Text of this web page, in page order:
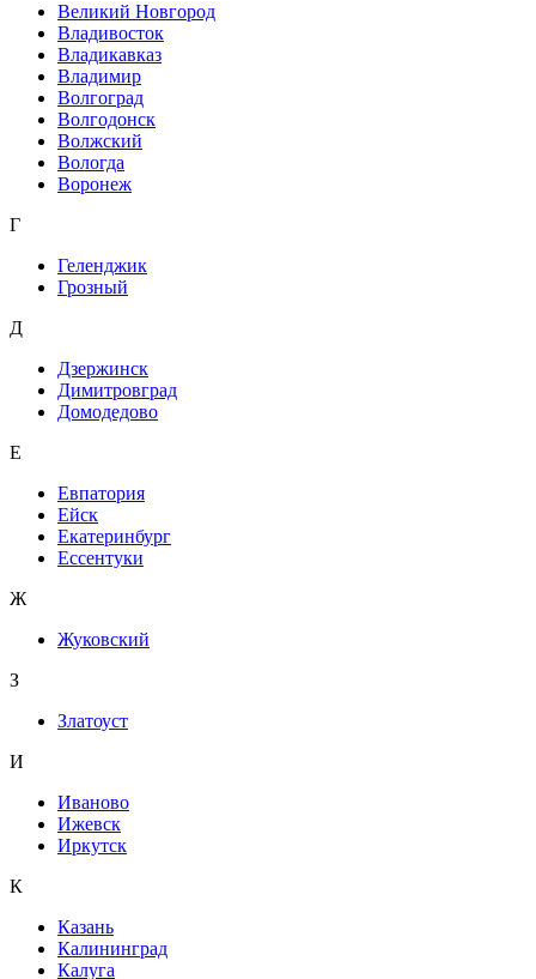
Великий Новгород
Владивосток
Владикавказ
Владимир
Волгоград
Волгодонск
Волжский
Вологда
Воронеж
Г
Геленджик
Грозный
Д
Дзержинск
Димитровград
Домодедово
Е
Евпатория
Ейск
Екатеринбург
Ессентуки
Ж
Жуковский
З
Златоуст
И
Иваново
Ижевск
Иркутск
К
Казань
Калининград
Калуга